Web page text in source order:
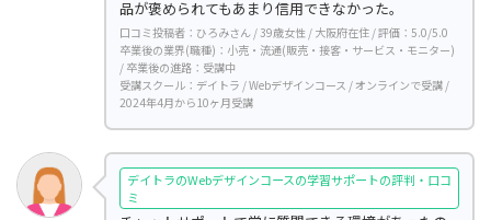
品が褒められてもあまり信用できなかった。
口コミ投稿者：ひろみさん / 39歳女性 / 大阪府在住 / 評価：5.0/5.0
卒業後の業界(職種)：小売・流通(販売・接客・サービス・モニター)
/ 卒業後の進路：受講中
受講スクール：デイトラ / Webデザインコース / オンラインで受講 /
2024年4月から10ヶ月受講
デイトラのWebデザインコースの学習サポートの評判・口コ
ミ